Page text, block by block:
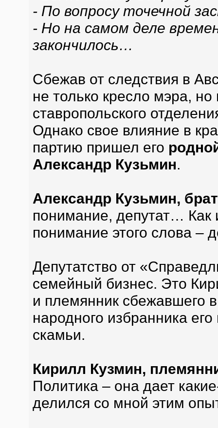
- По вопросу точечной
- Но на самом деле
закончилось…
Сбежав от следствия в
не только кресло мэра, но
ставропольского
Однако свое влияние в
партию пришел его
Александр Кузьмин.
Александр Кузьмин,
понимание, депутат… Как
понимание этого слова –
Депутатство от
семейный бизнес. Это
и племянник сбежавшего
народного избранника
скамьи.
Кирилл Кузмин,
Политика – она дает
делился со мной этим